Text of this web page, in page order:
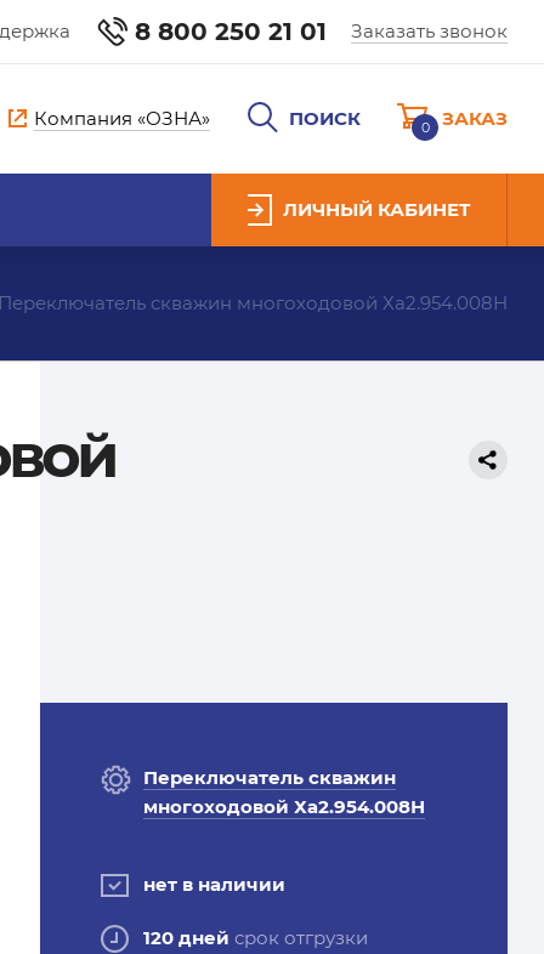
8 800 250 21 01 Заказать звонок
Компания «ОЗНА» ПОИСК 0 ЗАКАЗ
ЛИЧНЫЙ КАБИНЕТ
Переключатель скважин многоходовой Ха2.954.008Н
Переключатель скважин
многоходовой Ха2.954.008Н
нет в наличии
120 дней срок отгрузки